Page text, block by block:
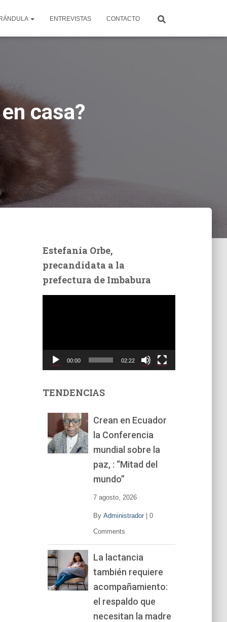
ENTREVISTAS CONTACTO
casa?
Estefanía Orbe,
precandidata a la
prefectura de Imbabura
t
00:00 02:22
TENDENCIAS
Crean en Ecuador
la Conferencia
mundial sobre la
paz, : “Mitad del
mundo”
7 agosto, 2026
By Administrador| 0
Comments
La lactancia
también requiere
acompañamiento:
el respaldo que
necesitan la madre